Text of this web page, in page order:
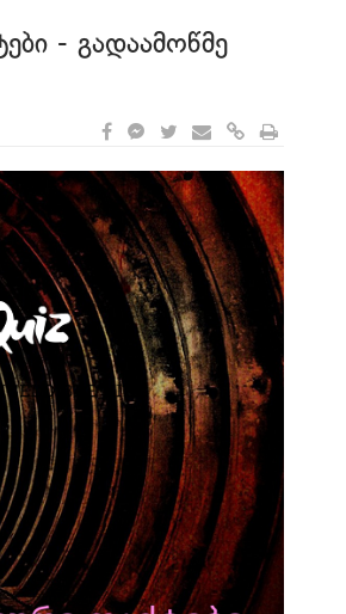
- გადაამოწმე